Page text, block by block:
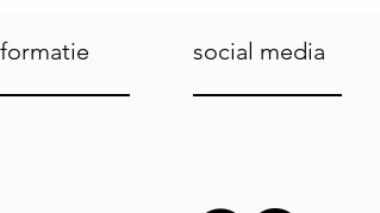
social media